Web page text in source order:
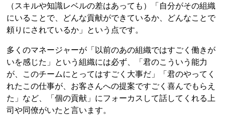
（スキルや知識レベルの差はあっても）「自分がその組織
にいることで、どんな貢献ができているか、どんなことで
頼りにされているか」という点です。
多くのマネージャーが「以前のあの組織ではすごく働きが
いを感じた」という組織には必ず、「君のこういう能力
が、このチームにとってはすごく大事だ」「君のやってく
れたこの仕事が、お客さんへの提案ですごく喜んでもらえ
た」など、「個の貢献」にフォーカスして話してくれる上
司や同僚がいたと言います。